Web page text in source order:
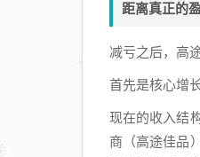
距离真正的
减亏之后，高
首先是核心增
现在的收入结
商（高途佳品